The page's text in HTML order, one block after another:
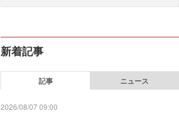
新着記事
記事 ニュース
2026/08/07 09:00